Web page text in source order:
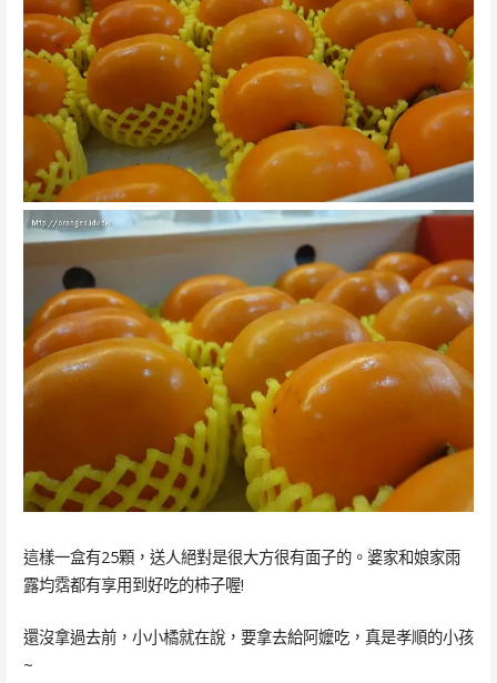
這樣一盒有25顆，送人絕對是很大方很有面子的。婆家和娘家雨
露均霑都有享用到好吃的柿子喔!
還沒拿過去前，小小橘就在說，要拿去給阿嬤吃，真是孝順的小孩
~